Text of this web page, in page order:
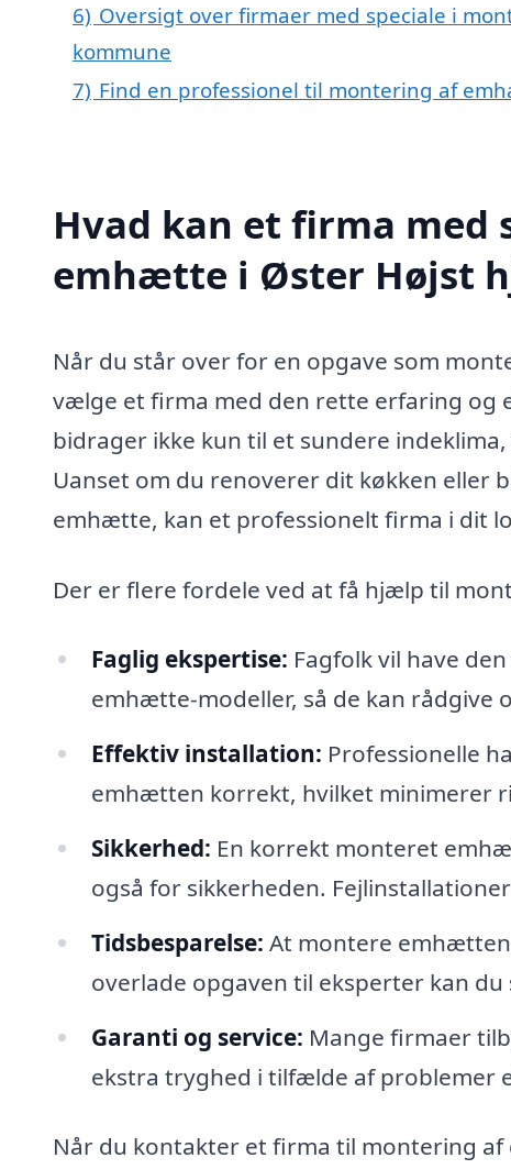
6) Oversigt over firmaer med speciale i
kommune
7) Find en professionel til montering af
Hvad kan et firma med
emhætte i Øster Højst
Når du står over for en opgave som
vælge et firma med den rette erfaring
bidrager ikke kun til et sundere
Uanset om du renoverer dit køkken eller
emhætte, kan et professionelt firma i dit
Der er flere fordele ved at få hjælp til
Faglig ekspertise: Fagfolk vil have
emhætte-modeller, så de kan rådgive
Effektiv installation: Professionelle
emhætten korrekt, hvilket minimerer
Sikkerhed: En korrekt monteret
også for sikkerheden.
Tidsbesparelse: At montere
overlade opgaven til eksperter kan
Garanti og service: Mange firmaer
ekstra tryghed i tilfælde af problemer
Når du kontakter et firma til montering